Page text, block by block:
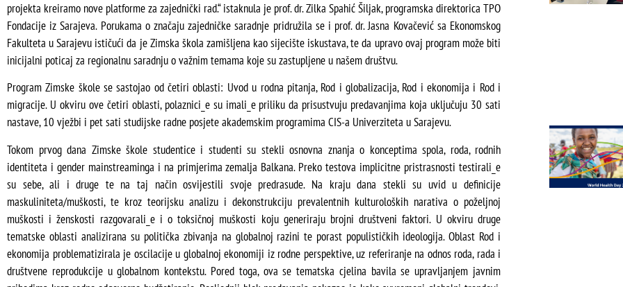
projekta kreiramo nove platforme za zajednički rad.“ istaknula je prof. dr. Zilka Spahić Šiljak, programska direktorica TPO
Fondacije iz Sarajeva. Porukama o značaju zajedničke saradnje pridružila se i prof. dr. Jasna Kovačević sa Ekonomskog
Fakulteta u Sarajevu ističući da je Zimska škola zamišljena kao sijecište iskustava, te da upravo ovaj program može biti
inicijalni poticaj za regionalnu saradnju o važnim temama koje su zastupljene u našem društvu.
Program Zimske škole se sastojao od četiri oblasti: Uvod u rodna pitanja, Rod i globalizacija, Rod i ekonomija i Rod i
migracije. U okviru ove četiri oblasti, polaznici_e su imali_e priliku da prisustvuju predavanjima koja uključuju 30 sati
nastave, 10 vježbi i pet sati studijske radne posjete akademskim programima CIS-a Univerziteta u Sarajevu.
Tokom prvog dana Zimske škole studentice i studenti su stekli osnovna znanja o konceptima spola, roda, rodnih
identiteta i gender mainstreaminga i na primjerima zemalja Balkana. Preko testova implicitne pristrasnosti testirali_e
su sebe, ali i druge te na taj način osvijestili svoje predrasude. Na kraju dana stekli su uvid u definicije
maskuliniteta/muškosti, te kroz teorijsku analizu i dekonstrukciju prevalentnih kulturoloških narativa o poželjnoj
muškosti i ženskosti razgovarali_e i o toksičnoj muškosti koju generiraju brojni društveni faktori. U okviru druge
tematske oblasti analizirana su politička zbivanja na globalnoj razini te porast populističkih ideologija. Oblast Rod i
ekonomija problematizirala je oscilacije u globalnoj ekonomiji iz rodne perspektive, uz referiranje na odnos roda, rada i
društvene reprodukcije u globalnom kontekstu. Pored toga, ova se tematska cjelina bavila se upravljanjem javnim